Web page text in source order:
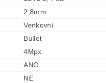
2,8mm
Venkovní
Bullet
4Mpx
ANO
NE